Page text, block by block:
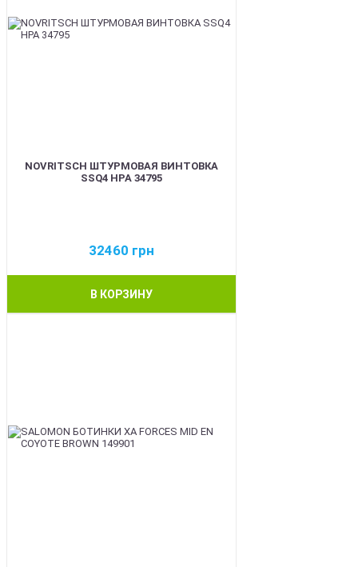
NOVRITSCH ШТУРМОВАЯ ВИНТОВКА
SSQ4 HPA 34795
32460 грн
В КОРЗИНУ